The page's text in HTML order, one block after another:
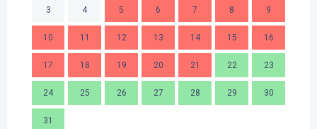
3 4 5 6 7 8 9
10 11 12 13 14 15 16
17 18 19 20 21 22 23
24 25 26 27 28 29 30
31